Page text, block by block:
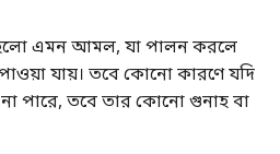
হলো এমন আমল, যা পালন করলে
যায়। তবে কোনো কারণে যদি
পারে, তবে তার কোনো গুনাহ বা